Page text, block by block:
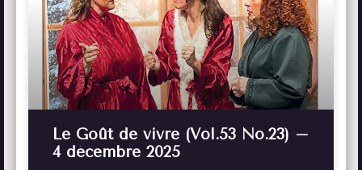
Le Goût de vivre (Vol.53 No.23) –
4 décembre 2025